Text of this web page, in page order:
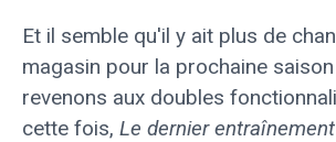
Et il semble qu'il y ait plus de
magasin pour la prochaine
revenons aux doubles
cette fois, Le dernier entraînement